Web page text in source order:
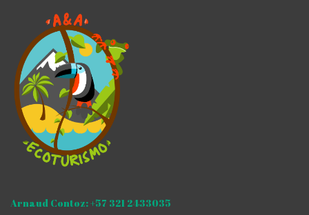
Arnaud Contoz: +57 321 2433035